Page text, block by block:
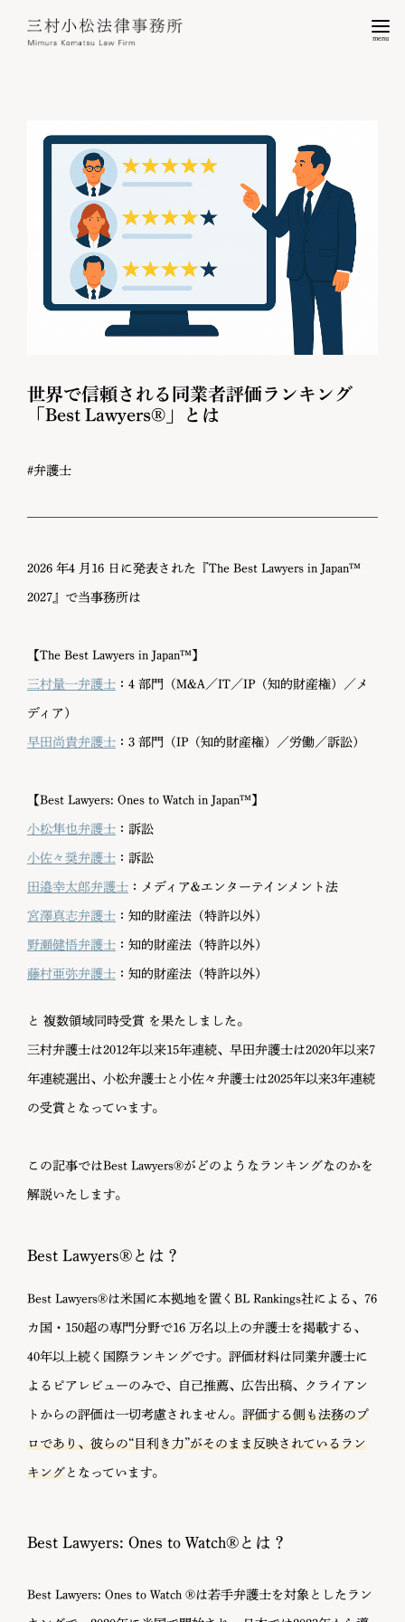
menu
世界で信頼される同業者評価ランキング
「Best Lawyers®」とは
#弁護士
2026 年4 月16 日に発表された『The Best Lawyers in Japan™
2027』で当事務所は
【The Best Lawyers in Japan™】
三村量一弁護士 ：4 部門（M&A／IT／IP（知的財産権）／メ
ディア）
早田尚貴弁護士 ：3 部門（IP（知的財産権）／労働／訴訟）
【Best Lawyers: Ones to Watch in Japan™】
小松隼也弁護士 ：訴訟
小佐々奨弁護士 ：訴訟
田邉幸太郎弁護士 ：メディア&エンターテインメント法
宮澤真志弁護士 ：知的財産法（特許以外）
野瀬健悟弁護士 ：知的財産法（特許以外）
藤村亜弥弁護士 ：知的財産法（特許以外）
と 複数領域同時受賞 を果たしました。
三村弁護士は2012年以来15年連続、早田弁護士は2020年以来7
年連続選出、小松弁護士と小佐々弁護士は2025年以来3年連続
の受賞となっています。
この記事ではBest Lawyers®がどのようなランキングなのかを
解説いたします。
Best Lawyers®とは？
Best Lawyers®は米国に本拠地を置くBL Rankings社による、76
カ国・150超の専門分野で16 万名以上の弁護士を掲載する、
40年以上続く国際ランキングです。評価材料は同業弁護士に
よるピアレビューのみで、自己推薦、広告出稿、クライアン
トからの評価は一切考慮されません。 評価する側も法務のプ
ロであり、彼らの“目利き力”がそのまま反映されているラン
キング となっています。
Best Lawyers: Ones to Watch®とは？
Best Lawyers: Ones to Watch ®は若手弁護士を対象としたラン